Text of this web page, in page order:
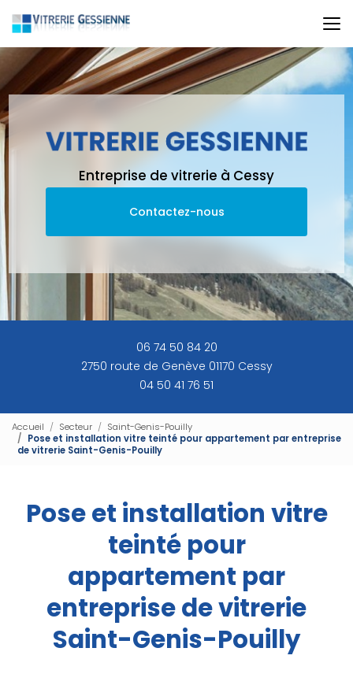
au
contenu
principal
Entreprise de vitrerie à Cessy
Contactez-nous
06 74 50 84 20
2750 route de Genève 01170 Cessy
04 50 41 76 51
Accueil Secteur
Saint-Genis-Pouilly
Pose et installation vitre teinté pour appartement par entreprise
de vitrerie Saint-Genis-Pouilly
Pose et installation vitre
teinté pour
appartement par
entreprise de vitrerie
Saint-Genis-Pouilly